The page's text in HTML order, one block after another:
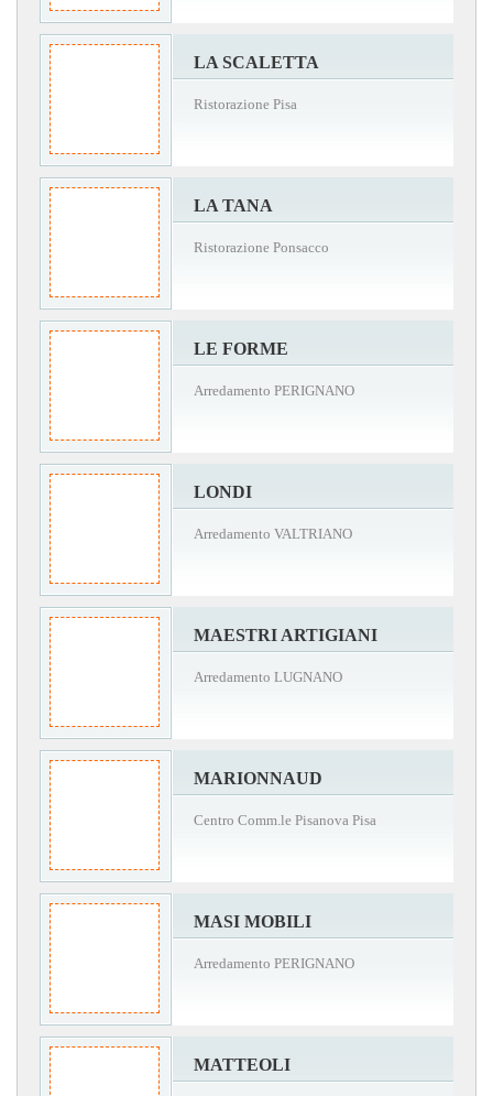
LA SCALETTA
Ristorazione Pisa
LA TANA
Ristorazione Ponsacco
LE FORME
Arredamento PERIGNANO
LONDI
Arredamento VALTRIANO
MAESTRI ARTIGIANI
Arredamento LUGNANO
MARIONNAUD
Centro Comm.le Pisanova Pisa
MASI MOBILI
Arredamento PERIGNANO
MATTEOLI